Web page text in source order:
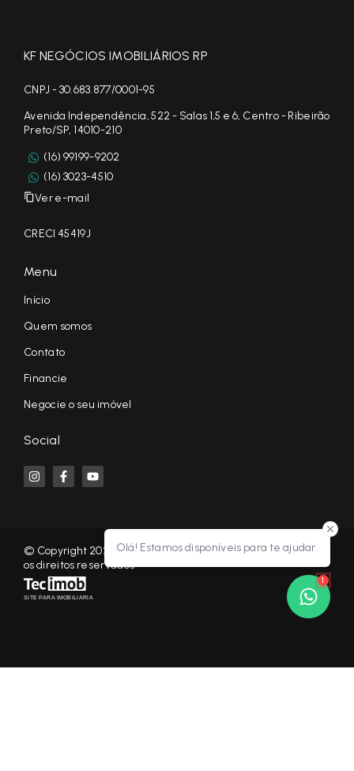
Olá! Estamos disponíveis para te ajudar.
1
KF NEGÓCIOS IMOBILIÁRIOS RP
CNPJ - 30.683.877/0001-95
Avenida Independência, 522 - Salas 1,5 e 6, Centro - Ribeirão
Preto/SP, 14010-210
(16) 99199-9202
(16) 3023-4510
Ver e-mail
CRECI 45419J
Menu
Início
Quem somos
Contato
Financie
Negocie o seu imóvel
Social
© Copyright 2026 - KF NEGÓCIOS IMOBILIÁRIOS RP - Todos
os direitos reservados
SITE PARA IMOBILIARIA